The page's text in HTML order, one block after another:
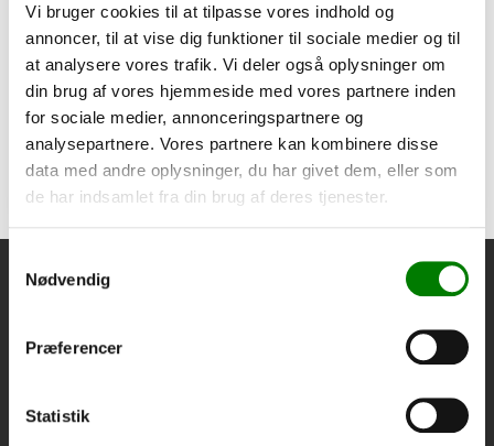
Vi bruger cookies til at tilpasse vores indhold og
annoncer, til at vise dig funktioner til sociale medier og til
at analysere vores trafik. Vi deler også oplysninger om
din brug af vores hjemmeside med vores partnere inden
for sociale medier, annonceringspartnere og
analysepartnere. Vores partnere kan kombinere disse
data med andre oplysninger, du har givet dem, eller som
de har indsamlet fra din brug af deres tjenester.
Nødvendig
Præferencer
Statistik
Surringsskinner - 2 stk
4.550,00kr.
3.640,00 kr. ekskl. moms
Afhentning og forsendelse